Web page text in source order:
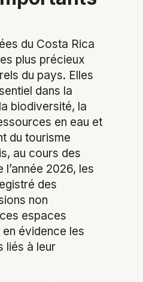
du Costa Rica
plus précieux
du pays. Elles
dans la
biodiversité, la
en eau et
du tourisme
au cours des
2026, les
des
non
espaces
évidence les
liés à leur